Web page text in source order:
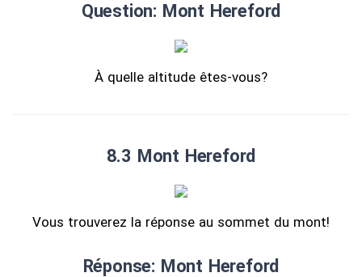
Question: Mont Hereford
À quelle altitude êtes-vous?
8.3 Mont Hereford
Vous trouverez la réponse au sommet du mont!
Réponse: Mont Hereford